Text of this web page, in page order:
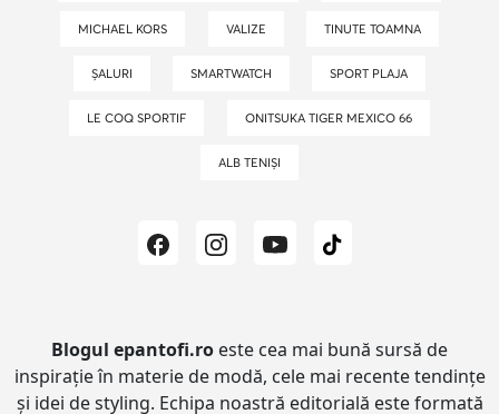
MICHAEL KORS VALIZE TINUTE TOAMNA
ȘALURI SMARTWATCH SPORT PLAJA
LE COQ SPORTIF ONITSUKA TIGER MEXICO 66
ALB TENIȘI
Blogul epantofi.ro este cea mai bună sursă de
inspirație în materie de modă, cele mai recente tendințe
și idei de styling. Echipa noastră editorială este formată